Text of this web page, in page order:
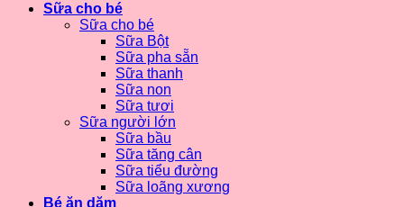
Sữa cho bé
Sữa cho bé
Sữa Bột
Sữa pha sẵn
Sữa thanh
Sữa non
Sữa tươi
Sữa người lớn
Sữa bầu
Sữa tăng cân
Sữa tiểu đường
Sữa loãng xương
Bé ăn dặm